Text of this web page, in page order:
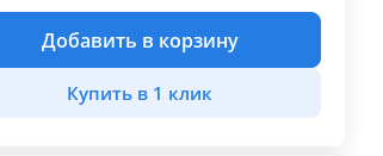
Добавить в корзину
Купить в 1 клик